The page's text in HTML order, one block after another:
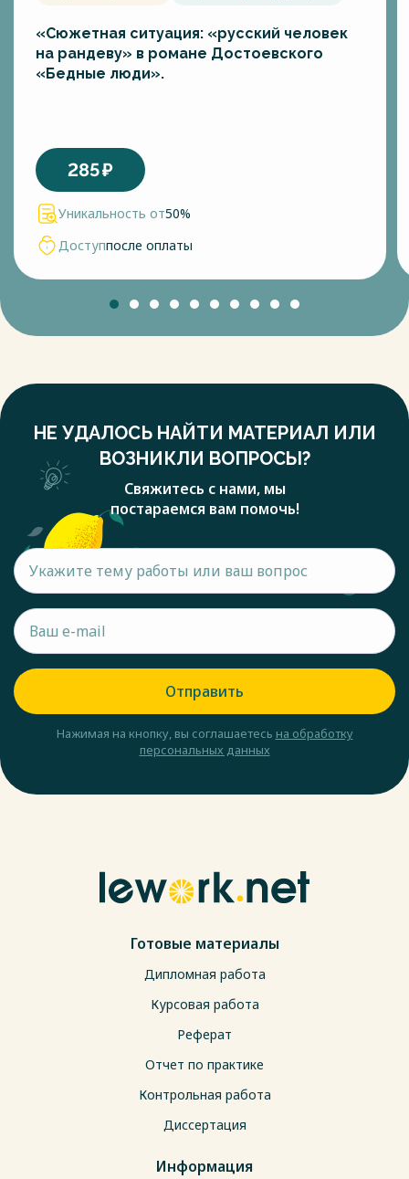
«Сюжетная ситуация: «русский человек
на рандеву» в романе Достоевского
«Бедные люди».
285₽
Уникальность от50%
Доступпосле оплаты
НЕ УДАЛОСЬ НАЙТИ МАТЕРИАЛ ИЛИ
ВОЗНИКЛИ ВОПРОСЫ?
Свяжитесь с нами, мы
постараемся вам помочь!
Отправить
Нажимая на кнопку, вы соглашаетесь на обработку
персональных данных
Готовые материалы
Дипломная работа
Курсовая работа
Реферат
Отчет по практике
Контрольная работа
Диссертация
Информация